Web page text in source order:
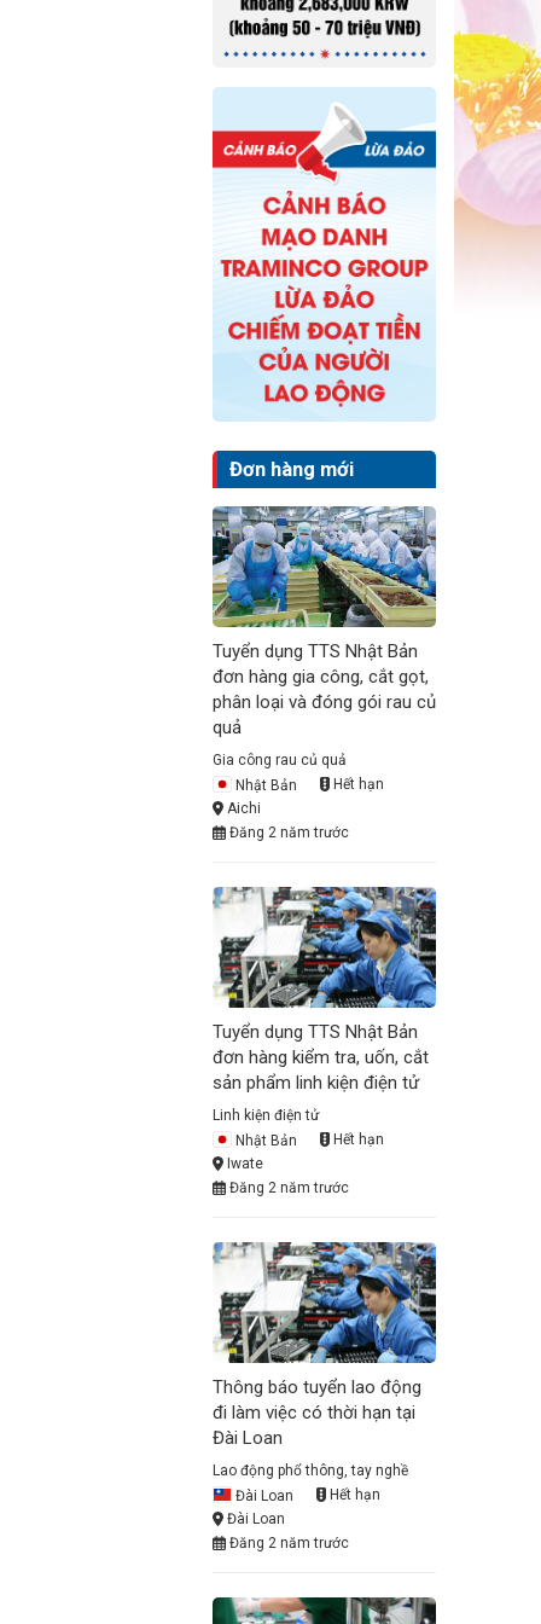
Đơn hàng mới
Tuyển dụng TTS Nhật Bản
đơn hàng gia công, cắt gọt,
phân loại và đóng gói rau củ
quả
Gia công rau củ quả
Nhật Bản
Hết hạn
Aichi
Đăng 2 năm trước
Tuyển dụng TTS Nhật Bản
đơn hàng kiểm tra, uốn, cắt
sản phẩm linh kiện điện tử
Linh kiện điện tử
Nhật Bản
Hết hạn
Iwate
Đăng 2 năm trước
Thông báo tuyển lao động
đi làm việc có thời hạn tại
Đài Loan
Lao động phổ thông, tay nghề
Đài Loan
Hết hạn
Đài Loan
Đăng 2 năm trước